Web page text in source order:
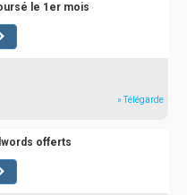
le 1er mois
» Télégarde
offerts